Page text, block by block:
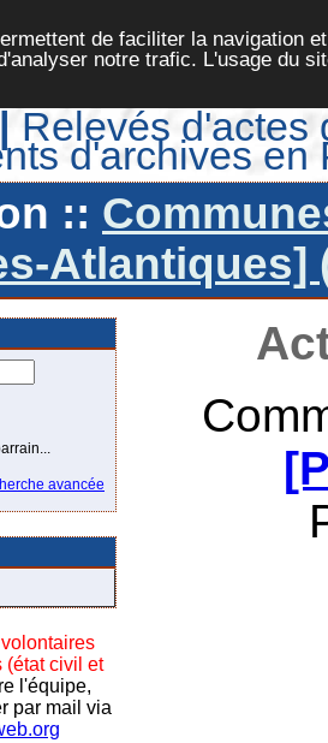
de faciliter la navigation
notre trafic. L'usage du
Relevés d'actes
d'archives en
::
Atlantiques]
avancée
(état civil et
l'équipe,
par mail via